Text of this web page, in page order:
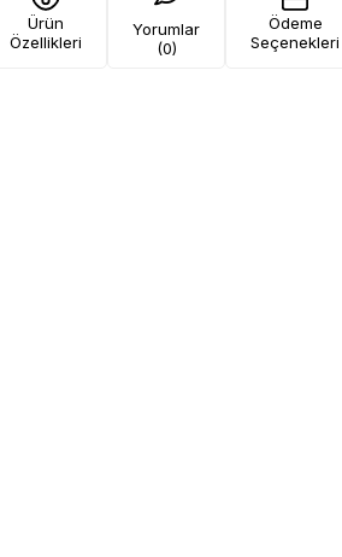
Ürün
Özellikleri
Yorumlar
(0)
Ödeme
Seçenekleri